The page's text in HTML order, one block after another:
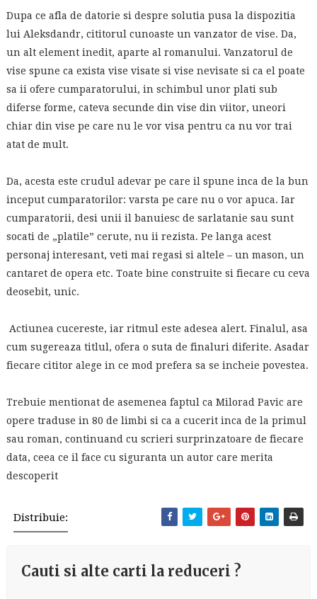
Dupa ce afla de datorie si despre solutia pusa la dispozitia
lui Aleksdandr, cititorul cunoaste un vanzator de vise. Da,
un alt element inedit, aparte al romanului. Vanzatorul de
vise spune ca exista vise visate si vise nevisate si ca el poate
sa ii ofere cumparatorului, in schimbul unor plati sub
diferse forme, cateva secunde din vise din viitor, uneori
chiar din vise pe care nu le vor visa pentru ca nu vor trai
atat de mult.
Da, acesta este crudul adevar pe care il spune inca de la bun
inceput cumparatorilor: varsta pe care nu o vor apuca. Iar
cumparatorii, desi unii il banuiesc de sarlatanie sau sunt
socati de „platile” cerute, nu ii rezista. Pe langa acest
personaj interesant, veti mai regasi si altele – un mason, un
cantaret de opera etc. Toate bine construite si fiecare cu ceva
deosebit, unic.
Actiunea cucereste, iar ritmul este adesea alert. Finalul, asa
cum sugereaza titlul, ofera o suta de finaluri diferite. Asadar
fiecare cititor alege in ce mod prefera sa se incheie povestea.
Trebuie mentionat de asemenea faptul ca Milorad Pavic are
opere traduse in 80 de limbi si ca a cucerit inca de la primul
sau roman, continuand cu scrieri surprinzatoare de fiecare
data, ceea ce il face cu siguranta un autor care merita
descoperit
Distribuie:
Cauti si alte carti la reduceri ?